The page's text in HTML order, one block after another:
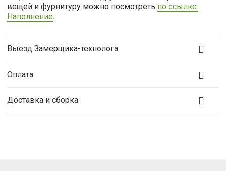
вещей и фурнитуру можно посмотреть по ссылке:
Наполнение.
Выезд Замерщика-технолога
Оплата
Доставка и сборка